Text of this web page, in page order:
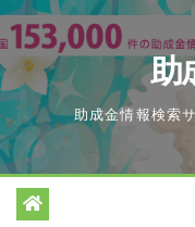
Skip
to
content
助
助成金情報検索